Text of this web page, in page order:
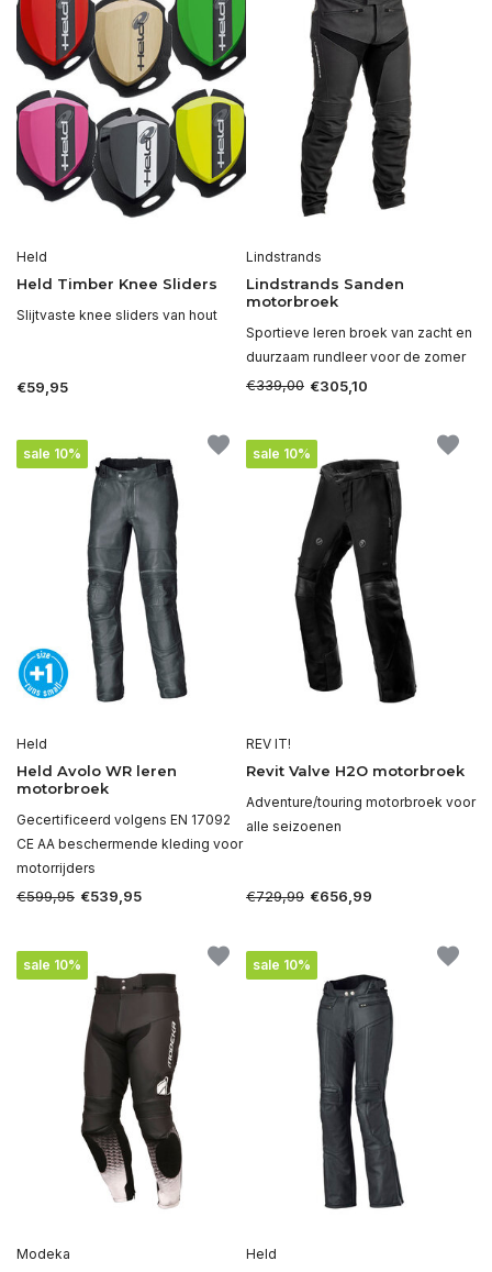
Held
Held Timber Knee Sliders
Slijtvaste knee sliders van hout
€59,95
Lindstrands
Lindstrands Sanden
motorbroek
Sportieve leren broek van zacht en
duurzaam rundleer voor de zomer
€339,00 €305,10
sale 10%
Held
Held Avolo WR leren
motorbroek
Gecertificeerd volgens EN 17092
CE AA beschermende kleding voor
motorrijders
€599,95 €539,95
sale 10%
REV IT!
Revit Valve H2O motorbroek
Adventure/touring motorbroek voor
alle seizoenen
€729,99 €656,99
sale 10%
Modeka
sale 10%
Held